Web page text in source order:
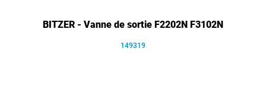
BITZER - Vanne de sortie F2202N F3102N
149319